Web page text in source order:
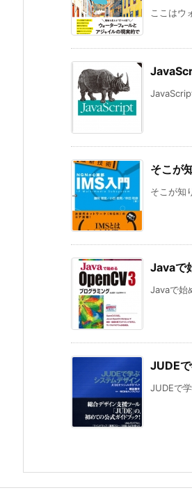
ここはウ
そこが
そこが知
Javaで
Javaで始
JUDE
JUDEで